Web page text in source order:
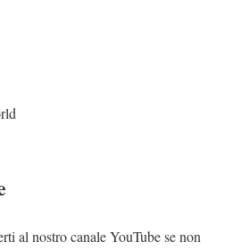
al nostro canale YouTube se non